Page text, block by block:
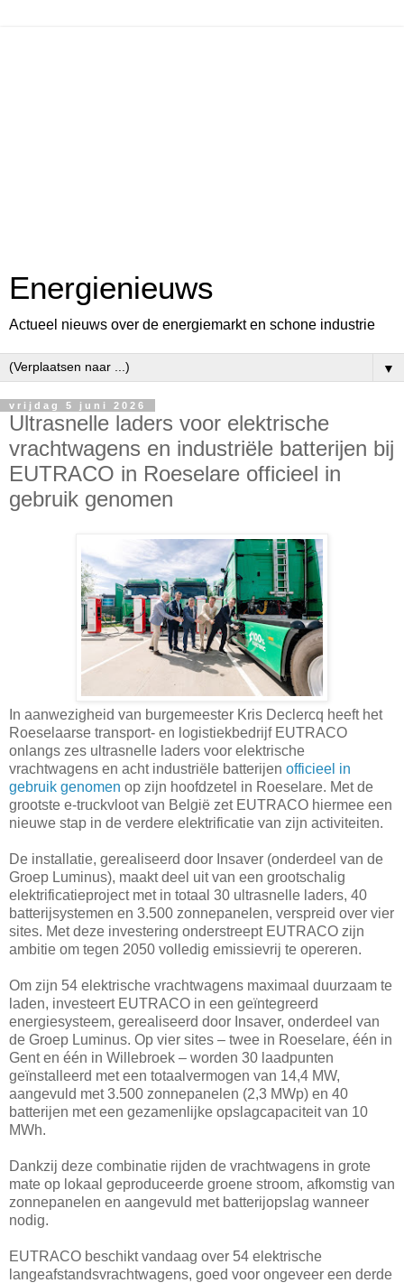
Energienieuws
Actueel nieuws over de energiemarkt en schone industrie
▼
vrijdag 5 juni 2026
Ultrasnelle laders voor elektrische
vrachtwagens en industriële batterijen bij
EUTRACO in Roeselare officieel in
gebruik genomen
In aanwezigheid van burgemeester Kris Declercq heeft het
Roeselaarse transport- en logistiekbedrijf EUTRACO
onlangs zes ultrasnelle laders voor elektrische
vrachtwagens en acht industriële batterijen officieel in
gebruik genomen op zijn hoofdzetel in Roeselare. Met de
grootste e-truckvloot van België zet EUTRACO hiermee een
nieuwe stap in de verdere elektrificatie van zijn activiteiten.
De installatie, gerealiseerd door Insaver (onderdeel van de
Groep Luminus), maakt deel uit van een grootschalig
elektrificatieproject met in totaal 30 ultrasnelle laders, 40
batterijsystemen en 3.500 zonnepanelen, verspreid over vier
sites. Met deze investering onderstreept EUTRACO zijn
ambitie om tegen 2050 volledig emissievrij te opereren.
​Om zijn 54 elektrische vrachtwagens maximaal duurzaam te
laden, investeert EUTRACO in een geïntegreerd
energiesysteem, gerealiseerd door Insaver, onderdeel van
de Groep Luminus. Op vier sites – twee in Roeselare, één in
Gent en één in Willebroek – worden 30 laadpunten
geïnstalleerd met een totaalvermogen van 14,4 MW,
aangevuld met 3.500 zonnepanelen (2,3 MWp) en 40
batterijen met een gezamenlijke opslagcapaciteit van 10
MWh.
Dankzij deze combinatie rijden de vrachtwagens in grote
mate op lokaal geproduceerde groene stroom, afkomstig van
zonnepanelen en aangevuld met batterijopslag wanneer
nodig.
EUTRACO beschikt vandaag over 54 elektrische
langeafstandsvrachtwagens, goed voor ongeveer een derde